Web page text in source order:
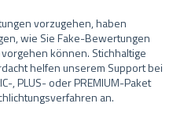
vorzugehen, haben
wie Sie Fake-Bewertungen
können. Stichhaltige
helfen unserem Support bei
, PLUS- oder PREMIUM-Paket
an.